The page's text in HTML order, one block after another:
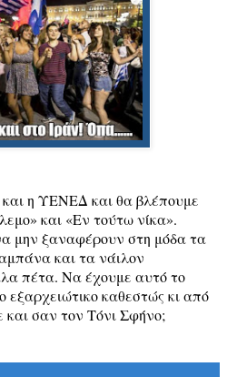
και η ΥΕΝΕΔ και θα βλέπουμε
και «Εν τούτω νίκα».
μην ξαναφέρουν στη μόδα τα
και τα νάιλον
πέτα. Να έχουμε αυτό το
εξαρχειώτικο καθεστώς κι από
σαν τον Τόνι Σφήνο;